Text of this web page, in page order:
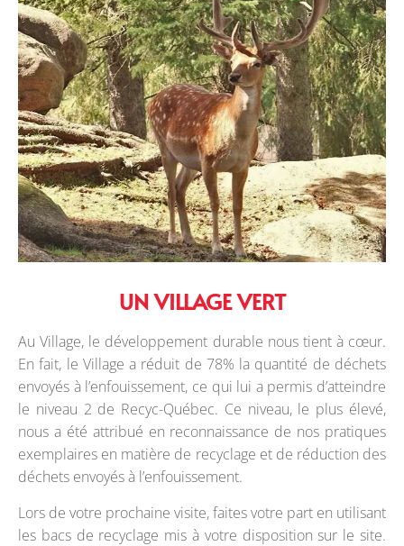
UN VILLAGE VERT
Au Village, le développement durable nous tient à cœur.
En fait, le Village a réduit de 78% la quantité de déchets
envoyés à l’enfouissement, ce qui lui a permis d’atteindre
le niveau 2 de Recyc-Québec. Ce niveau, le plus élevé,
nous a été attribué en reconnaissance de nos pratiques
exemplaires en matière de recyclage et de réduction des
déchets envoyés à l’enfouissement.
Lors de votre prochaine visite, faites votre part en utilisant
les bacs de recyclage mis à votre disposition sur le site.